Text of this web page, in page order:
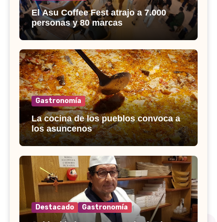
El Asu Coffee Fest atrajo a 7.000
personas y 80 marcas
Gastronomía
La cocina de los pueblos convoca a
los asuncenos
Destacado Gastronomía